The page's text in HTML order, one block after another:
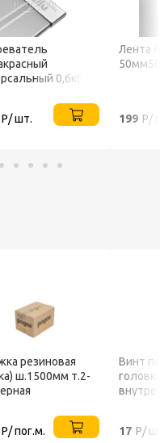
0,6кВт
Р/ шт.
Лента
199 Р/
резиновая
ш.1500мм т.2-
Р/ пог.м.
Винт
17 Р/